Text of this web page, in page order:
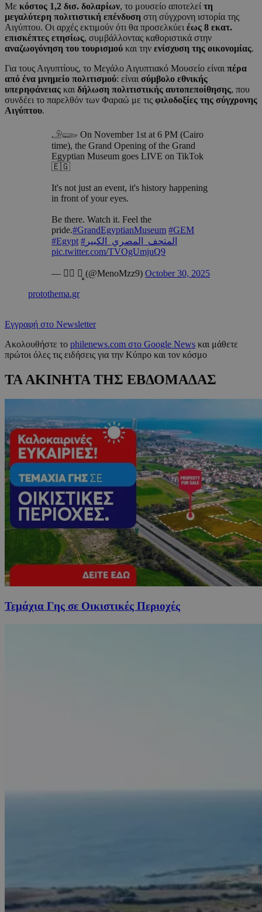
Με κόστος 1,2 δισ. δολαρίων, το μουσείο αποτελεί τη
μεγαλύτερη πολιτιστική επένδυση στη σύγχρονη ιστορία της
Αιγύπτου. Οι αρχές εκτιμούν ότι θα προσελκύει έως 8 εκατ.
επισκέπτες ετησίως, συμβάλλοντας καθοριστικά στην
αναζωογόνηση του τουρισμού και την ενίσχυση της οικονομίας.
Για τους Αιγυπτίους, το Μεγάλο Αιγυπτιακό Μουσείο είναι πέρα
από ένα μνημείο πολιτισμού: είναι σύμβολο εθνικής
υπερηφάνειας και δήλωση πολιτιστικής αυτοπεποίθησης, που
συνδέει το παρελθόν των Φαραώ με τις φιλοδοξίες της σύγχρονης
Αιγύπτου.
𓄂𓆃 On November 1st at 6 PM (Cairo
time), the Grand Opening of the Grand
Egyptian Museum goes LIVE on TikTok
🇪🇬
It's not just an event, it's history happening
in front of your eyes.
Be there. Watch it. Feel the
pride.#GrandEgyptianMuseum #GEM
#Egypt
#المتحف_المصري_الكبير
pic.twitter.com/TVOgUmjuQ9
— ♡⃕ ꪔ̤̥ (@MenoMzz9) October 30, 2025
protothema.gr
Εγγραφή στο Newsletter
Ακολουθήστε το philenews.com στο Google News και μάθετε
πρώτοι όλες τις ειδήσεις για την Κύπρο και τον κόσμο
ΤΑ ΑΚΙΝΗΤΑ ΤΗΣ ΕΒΔΟΜΑΔΑΣ
Τεμάχια Γης σε Οικιστικές Περιοχές